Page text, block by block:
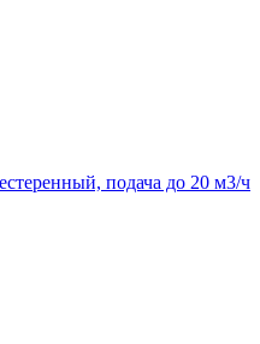
подача до 20 м3/ч